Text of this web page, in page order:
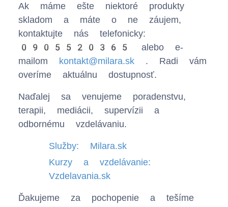
Ak máme ešte niektoré produkty
skladom a máte o ne záujem,
kontaktujte nás telefonicky:
0905520365 alebo e-
mailom kontakt@milara.sk . Radi vám
overíme aktuálnu dostupnosť.
Naďalej sa venujeme poradenstvu,
terapii, mediácii, supervízii a
odbornému vzdelávaniu.
Služby: Milara.sk
Kurzy a vzdelávanie:
Vzdelavania.sk
Ďakujeme za pochopenie a tešíme